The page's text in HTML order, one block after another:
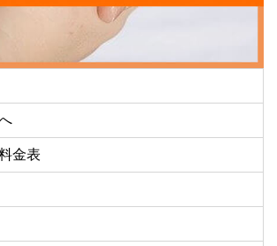
金表